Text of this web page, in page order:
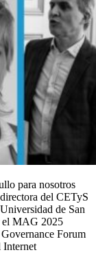
para nosotros
del CETyS
de San
el MAG 2025
Forum
Internet